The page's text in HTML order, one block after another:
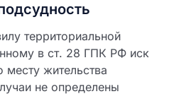
территориальной
в ст. 28 ГПК РФ иск
месту жительства
не определены